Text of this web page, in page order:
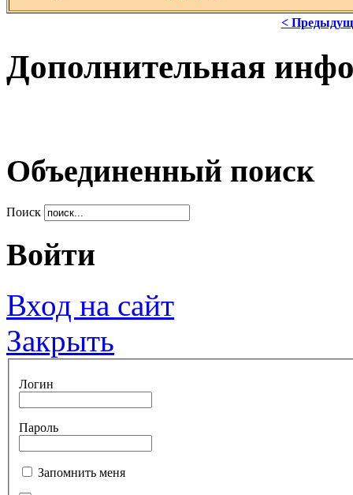
<
Дополнительная
Объединенный поиск
Поиск
Войти
Вход на сайт
Закрыть
Логин
Пароль
Запомнить меня